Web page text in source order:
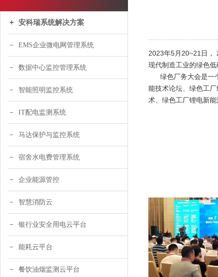
安科瑞系统解决方案
EMS企业微电网管理系统
数据中心监控管理系统
智能照明监控系统
IT配电监测系统
马达保护与监控系统
宿舍水电费管理系统
企业能源管控
智慧消防云
银行业安全用电云平台
能耗云平台
餐饮油烟监测云平台
2023年5月20~21日，
现代制造工业的绿色
绿色厂务大会是一个
能技术论坛、绿色工
术、绿色工厂锂电新